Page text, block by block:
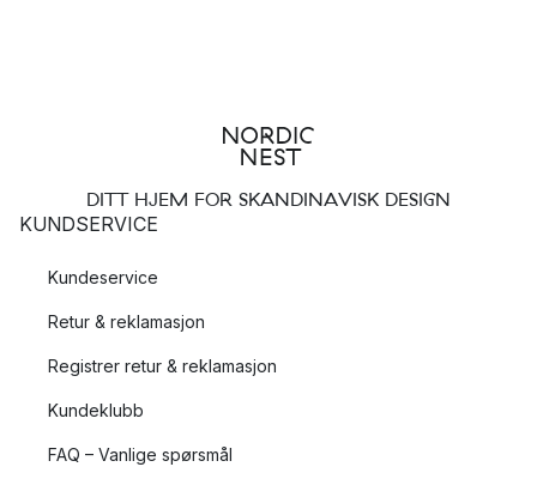
DITT HJEM FOR SKANDINAVISK DESIGN
KUNDSERVICE
Kundeservice
Retur & reklamasjon
Registrer retur & reklamasjon
Kundeklubb
FAQ – Vanlige spørsmål